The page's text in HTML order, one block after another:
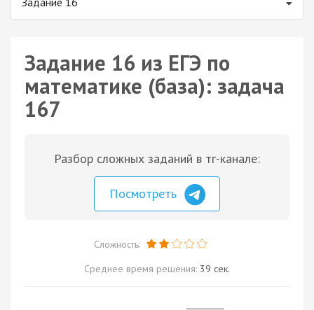
Задание 16 из ЕГЭ по
математике (база): задача
167
Разбор сложных заданий в тг-канале:
Посмотреть
Сложность:
Среднее время решения: 39 сек.